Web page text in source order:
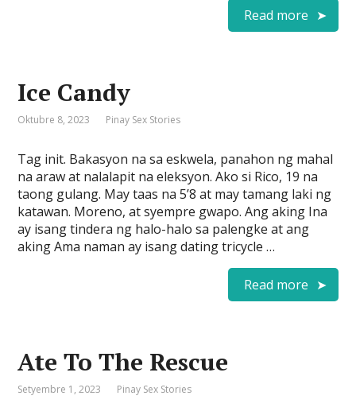
Read more
Ice Candy
Oktubre 8, 2023 Pinay Sex Stories
Tag init. Bakasyon na sa eskwela, panahon ng mahal
na araw at nalalapit na eleksyon. Ako si Rico, 19 na
taong gulang. May taas na 5’8 at may tamang laki ng
katawan. Moreno, at syempre gwapo. Ang aking Ina
ay isang tindera ng halo-halo sa palengke at ang
aking Ama naman ay isang dating tricycle …
Read more
Ate To The Rescue
Setyembre 1, 2023 Pinay Sex Stories